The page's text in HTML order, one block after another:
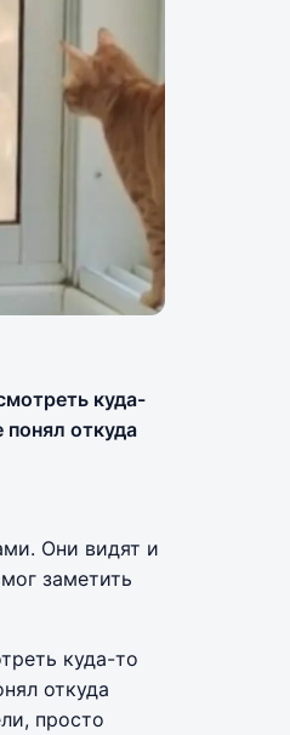
куда-
понял откуда
Они видят и
заметить
куда-то
откуда
просто